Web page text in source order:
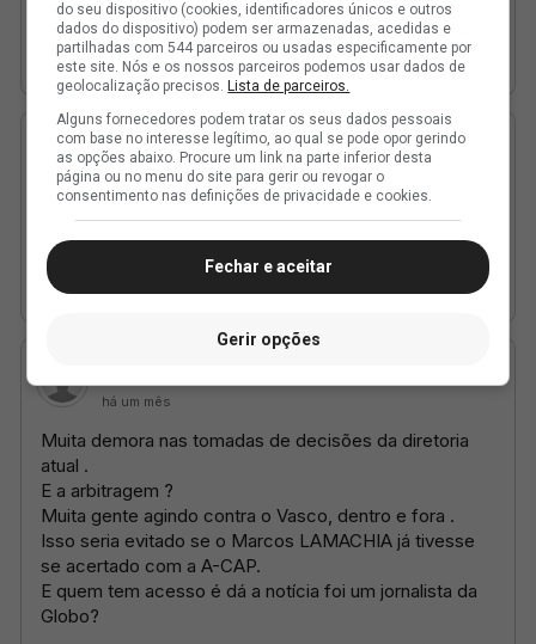
do seu dispositivo (cookies, identificadores únicos e outros
dados do dispositivo) podem ser armazenadas, acedidas e
partilhadas com 544 parceiros ou usadas especificamente por
este site. Nós e os nossos parceiros podemos usar dados de
geolocalização precisos. Lista de parceiros.
Alguns fornecedores podem tratar os seus dados pessoais
com base no interesse legítimo, ao qual se pode opor gerindo
as opções abaixo. Procure um link na parte inferior desta
página ou no menu do site para gerir ou revogar o
consentimento nas definições de privacidade e cookies.
Fechar e aceitar
Gerir opções